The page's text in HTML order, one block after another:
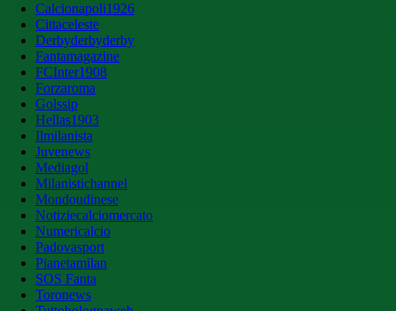
Calcionapoli1926
Cittaceleste
Derbyderbyderby
Fantamagazine
FCInter1908
Forzaroma
Golssip
Hellas1903
Ilmilanista
Juvenews
Mediagol
Milanistichannel
Mondoudinese
Notiziecalciomercato
Numericalcio
Padovasport
Pianetamilan
SOS Fanta
Toronews